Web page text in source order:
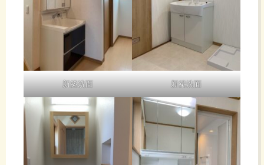
新築洗面 新築洗面